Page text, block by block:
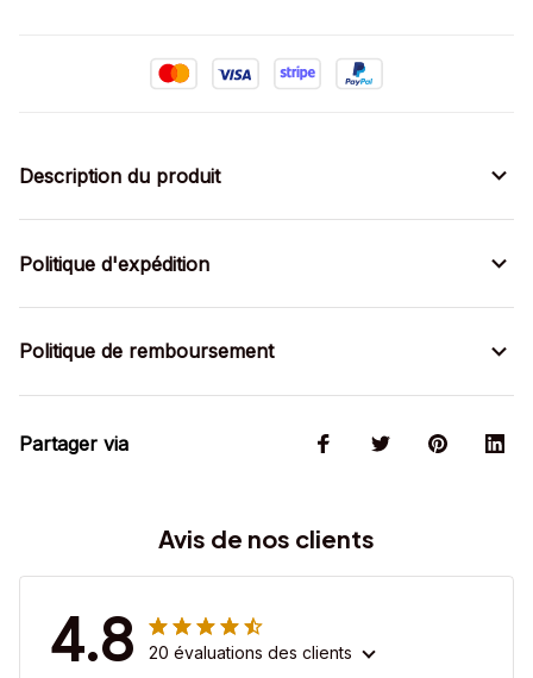
Description du produit
Politique d'expédition
Politique de remboursement
Partager via
Avis de nos clients
4.8 20 évaluations des clients